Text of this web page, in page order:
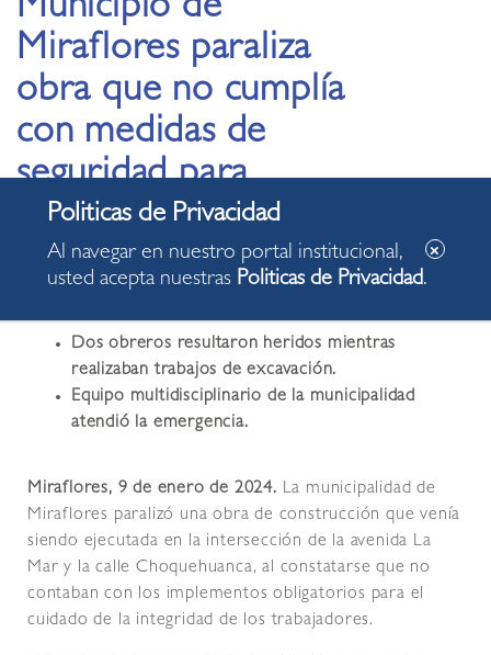
Municipio de
Miraflores paraliza
obra que no cumplía
con medidas de
seguridad para
obreros
09.01.2024
Dos obreros resultaron heridos mientras
realizaban trabajos de excavación.
Equipo multidisciplinario de la municipalidad
atendió la emergencia.
Miraflores, 9 de enero de 2024. La municipalidad de
Miraflores paralizó una obra de construcción que venía
siendo ejecutada en la intersección de la avenida La
Mar y la calle Choquehuanca, al constatarse que no
contaban con los implementos obligatorios para el
cuidado de la integridad de los trabajadores.
Al navegar en nuestro portal institucional,
usted acepta nuestras Politicas de Privacidad.